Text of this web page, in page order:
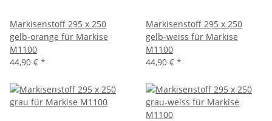
Markisenstoff 295 x 250
gelb-orange für Markise
M1100
44,90 € *
Markisenstoff 295 x 250
gelb-weiss für Markise
M1100
44,90 € *